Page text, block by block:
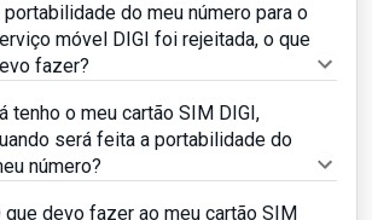
portabilidade do meu número para o
móvel DIGI foi rejeitada, o que
fazer?
tenho o meu cartão SIM DIGI,
será feita a portabilidade do
número?
que devo fazer ao meu cartão SIM